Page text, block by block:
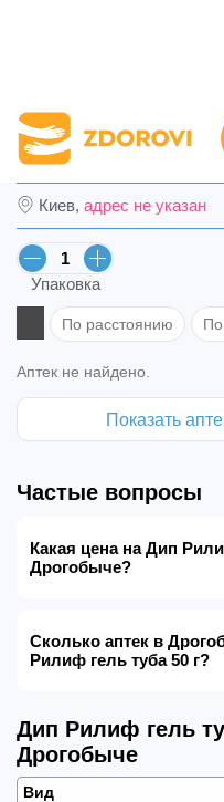
Поиск лекарств
Дип Рилиф гель
Киев, адрес не указан
Упаковка
По расстоянию
Аптек не найдено.
Показать
Частые вопросы
Какая цена на Дип
Дрогобыче?
Сколько аптек в
Рилиф гель туба 50 г?
Дип Рилиф гель
Дрогобыче
Вид